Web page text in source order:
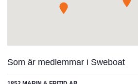
Som är medlemmar i Sweboat